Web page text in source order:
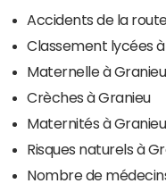
Accidents de la
Classement lycées
Maternelle à Granieu
Crèches à Granieu
Maternités à Granieu
Risques naturels à
Nombre de